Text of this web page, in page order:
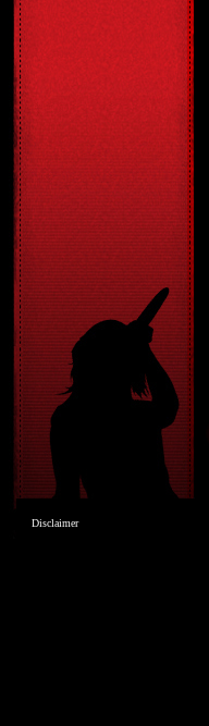
Disclaimer